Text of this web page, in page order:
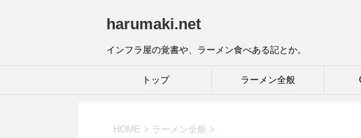
harumaki.net
インフラ屋の覚書や、ラーメン食べある記とか。
トップ ラーメン全般
HOME > ラーメン全般 >